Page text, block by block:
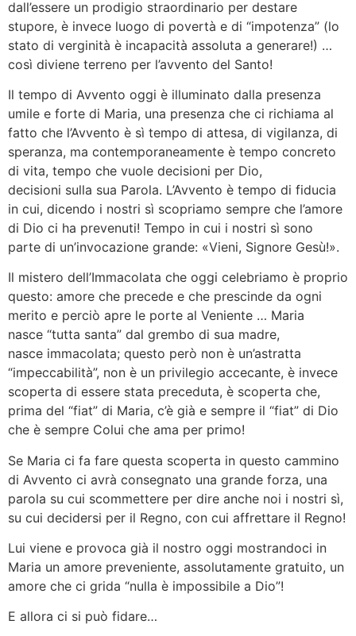
dall’essere un prodigio straordinario per destare
stupore, è invece luogo di povertà e di “impotenza” (lo
stato di verginità è incapacità assoluta a generare!) …
così diviene terreno per l’avvento del Santo!
Il tempo di Avvento oggi è illuminato dalla presenza
umile e forte di Maria, una presenza che ci richiama al
fatto che l’Avvento è sì tempo di attesa, di vigilanza, di
speranza, ma contemporaneamente è tempo concreto
di vita, tempo che vuole decisioni per Dio,
decisioni sulla sua Parola. L’Avvento è tempo di fiducia
in cui, dicendo i nostri sì scopriamo sempre che l’amore
di Dio ci ha prevenuti! Tempo in cui i nostri sì sono
parte di un’invocazione grande: «Vieni, Signore Gesù!».
Il mistero dell’Immacolata che oggi celebriamo è proprio
questo: amore che precede e che prescinde da ogni
merito e perciò apre le porte al Veniente … Maria
nasce “tutta santa” dal grembo di sua madre,
nasce immacolata; questo però non è un’astratta
“impeccabilità”, non è un privilegio accecante, è invece
scoperta di essere stata preceduta, è scoperta che,
prima del “fiat” di Maria, c’è già e sempre il “fiat” di Dio
che è sempre Colui che ama per primo!
Se Maria ci fa fare questa scoperta in questo cammino
di Avvento ci avrà consegnato una grande forza, una
parola su cui scommettere per dire anche noi i nostri sì,
su cui decidersi per il Regno, con cui affrettare il Regno!
Lui viene e provoca già il nostro oggi mostrandoci in
Maria un amore preveniente, assolutamente gratuito, un
amore che ci grida “nulla è impossibile a Dio”!
E allora ci si può fidare…